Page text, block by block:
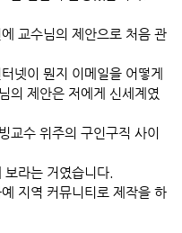
교수님의 제안으로 처음 관
넷이 뭔지 이메일을 어떻게
의 제안은 저에게 신세계였
교수 위주의 구인구직 사이
라는 거였습니다.
지역 커뮤니티로 제작을 하